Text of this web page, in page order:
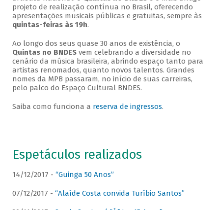
projeto de realização contínua no Brasil, oferecendo
apresentações musicais públicas e gratuitas, sempre às
quintas-feiras às 19h.
Ao longo dos seus quase 30 anos de existência, o
Quintas no BNDESvem celebrando a diversidade no
cenário da música brasileira, abrindo espaço tanto para
artistas renomados, quanto novos talentos. Grandes
nomes da MPB passaram, no início de suas carreiras,
pelo palco do Espaço Cultural BNDES.
Saiba como funciona a reserva de ingressos.
Espetáculos realizados
14/12/2017 - “Guinga 50 Anos”
07/12/2017 - “Alaíde Costa convida Turíbio Santos”